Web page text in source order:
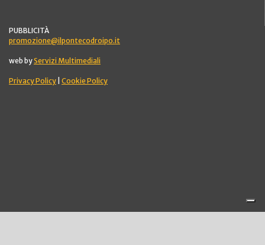
PUBBLICITÀ
promozione@ilpontecodroipo.it
web byServizi Multimediali
Privacy Policy Cookie Policy